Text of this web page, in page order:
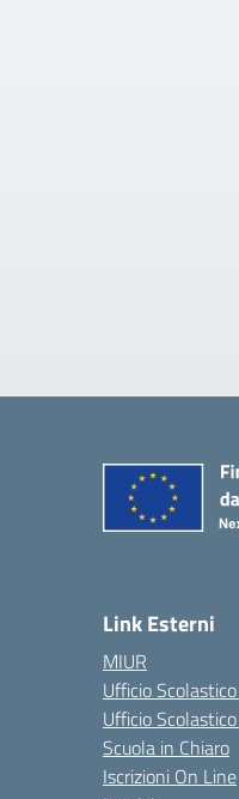
Link Esterni
MIUR
Ufficio
Ufficio
Scuola in Chiaro
Iscrizioni On Line